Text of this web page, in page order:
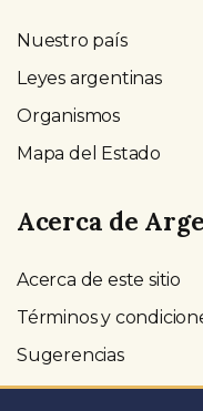
Nuestro país
Leyes argentinas
Organismos
Mapa del Estado
Acerca de
Acerca de este sitio
Términos y
Sugerencias